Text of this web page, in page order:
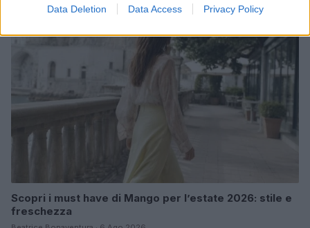
Data Deletion Data Access Privacy Policy
LIFESTYLE
Scopri i must have di Mango per l’estate 2026: stile e
freschezza